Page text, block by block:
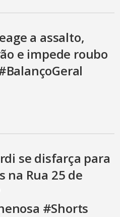
a assalto,
e impede roubo
se disfarça para
na Rua 25 de
#Shorts